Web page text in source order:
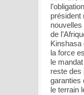
président
de
Kinshasa
la force
le
reste des
garanties
le terrain